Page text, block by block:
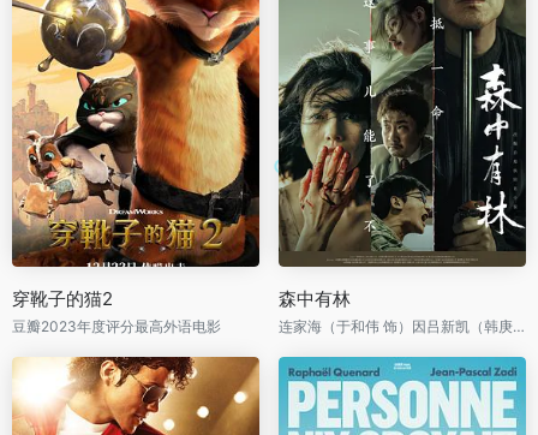
穿靴子的猫2
豆瓣2023年度评分最高外语电影
森中有林
连家海（于和伟 饰）因吕新凯（韩庚 饰）的意外而失明，错失了与爱人王秀义（高圆圆 饰）相会的机会